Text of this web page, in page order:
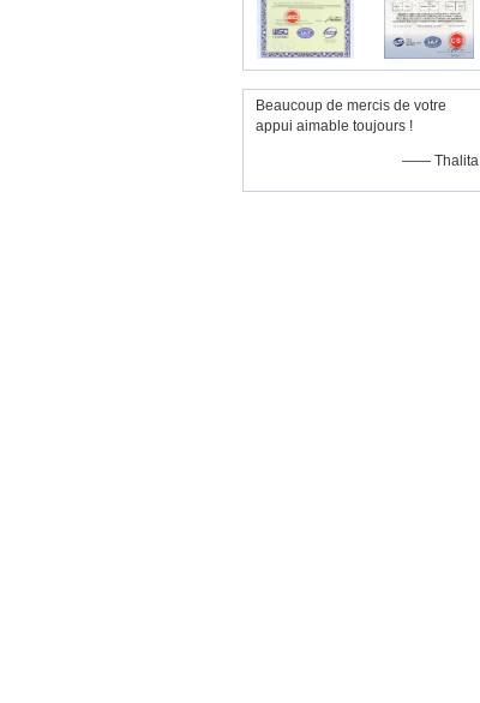
Beaucoup de mercis de votre
appui aimable toujours !
—— Thalita